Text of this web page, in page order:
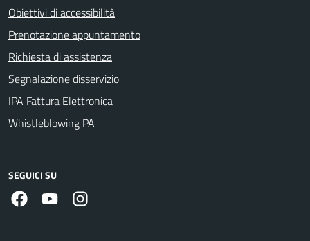
Obiettivi di accessibilità
Prenotazione appuntamento
Richiesta di assistenza
Segnalazione disservizio
IPA Fattura Elettronica
Whistleblowing PA
SEGUICI SU
FacebookYoutube